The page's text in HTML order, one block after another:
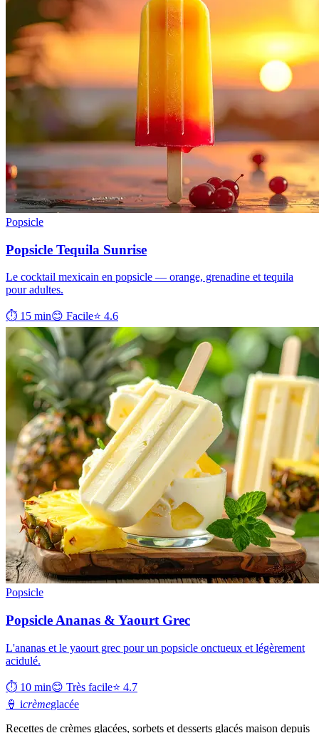
Popsicle
Popsicle Tequila Sunrise
Le cocktail mexicain en popsicle — orange, grenadine et tequila
pour adultes.
⏱ 15 min😊 Facile⭐ 4.6
Popsicle
Popsicle Ananas & Yaourt Grec
L'ananas et le yaourt grec pour un popsicle onctueux et légèrement
acidulé.
⏱ 10 min😊 Très facile⭐ 4.7
🍦 icrèmeglacée
Recettes de crèmes glacées, sorbets et desserts glacés maison depuis